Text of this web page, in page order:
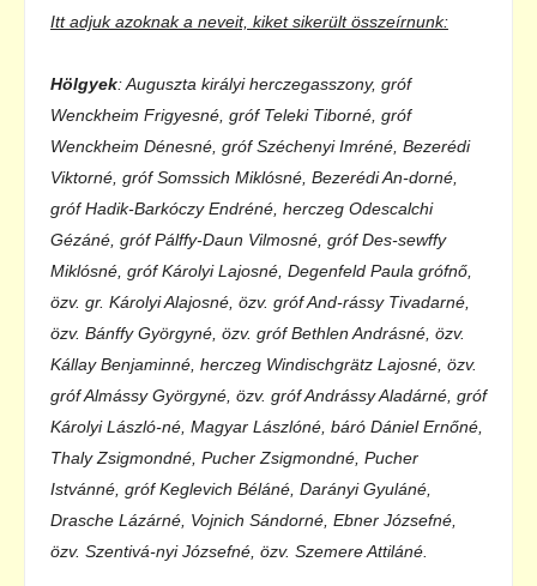
Itt adjuk azoknak a neveit, kiket sikerült összeírnunk:
Hölgyek: Auguszta királyi herczegasszony, gróf
Wenckheim Frigyesné, gróf Teleki Tiborné, gróf
Wenckheim Dénesné, gróf Széchenyi Imréné, Bezerédi
Viktorné, gróf Somssich Miklósné, Bezerédi An-dorné,
gróf Hadik-Barkóczy Endréné, herczeg Odescalchi
Gézáné, gróf Pálffy-Daun Vilmosné, gróf Des-sewffy
Miklósné, gróf Károlyi Lajosné, Degenfeld Paula grófnő,
özv. gr. Károlyi Alajosné, özv. gróf And-rássy Tivadarné,
özv. Bánffy Györgyné, özv. gróf Bethlen Andrásné, özv.
Kállay Benjaminné, herczeg Windischgrätz Lajosné, özv.
gróf Almássy Györgyné, özv. gróf Andrássy Aladárné, gróf
Károlyi László-né, Magyar Lászlóné, báró Dániel Ernőné,
Thaly Zsigmondné, Pucher Zsigmondné, Pucher
Istvánné, gróf Keglevich Béláné, Darányi Gyuláné,
Drasche Lázárné, Vojnich Sándorné, Ebner Józsefné,
özv. Szentivá-nyi Józsefné, özv. Szemere Attiláné.